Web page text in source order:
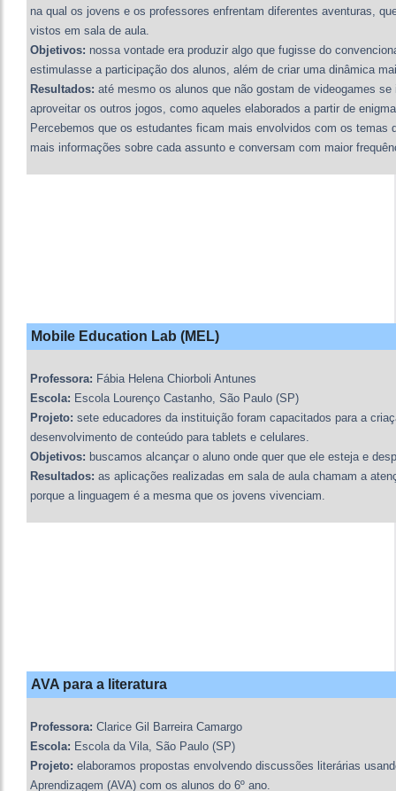
na qual os jovens e os professores enfrentam diferentes aventuras,
vistos em sala de aula.
Objetivos: nossa vontade era produzir algo que fugisse do
estimulasse a participação dos alunos, além de criar uma dinâmica
Resultados: até mesmo os alunos que não gostam de videogames
aproveitar os outros jogos, como aqueles elaborados a partir de
Percebemos que os estudantes ficam mais envolvidos com os temas
mais informações sobre cada assunto e conversam com maior
Mobile Education Lab (MEL)
Professora: Fábia Helena Chiorboli Antunes
Escola: Escola Lourenço Castanho, São Paulo (SP)
Projeto: sete educadores da instituição foram capacitados para a
desenvolvimento de conteúdo para tablets e celulares.
Objetivos: buscamos alcançar o aluno onde quer que ele esteja e
Resultados: as aplicações realizadas em sala de aula chamam a
porque a linguagem é a mesma que os jovens vivenciam.
AVA para a literatura
Professora: Clarice Gil Barreira Camargo
Escola: Escola da Vila, São Paulo (SP)
Projeto: elaboramos propostas envolvendo discussões literárias
Aprendizagem (AVA) com os alunos do 6º ano.